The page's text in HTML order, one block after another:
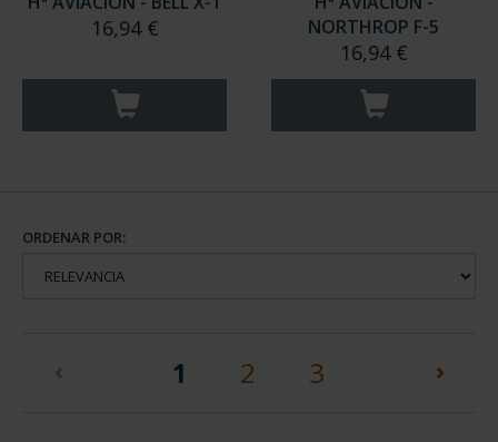
16,94 €
NORTHROP F-5
16,94 €
ORDENAR POR:
1 (current)
2 3